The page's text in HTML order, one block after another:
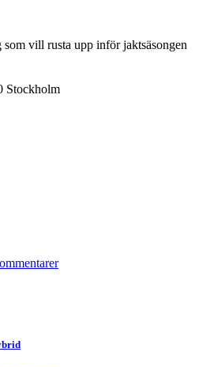
vill rusta upp inför jaktsäsongen
Stockholm